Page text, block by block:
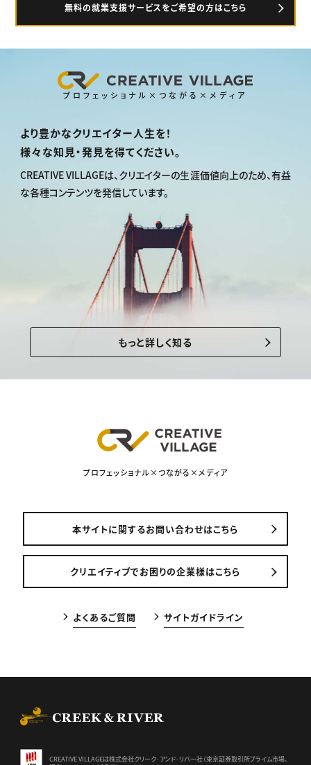
無料の就業支援サービスをご希望の方はこちら
プロフェッショナル×つながる×メディア
より豊かなクリエイター人生を！
様々な知見・発見を得てください。
CREATIVE VILLAGEは、 クリエイターの生涯価値向上のため、有益
な各種コンテンツを発信しています。
もっと詳しく知る
プロフェッショナル×つながる×メディア
本サイトに関するお問い合わせはこちら
クリエイティブでお困りの企業様はこちら
よくあるご質問 サイトガイドライン
CREATIVE VILLAGEは株式会社クリーク･アンド･リバー社（東京証券取引所プライム市場、